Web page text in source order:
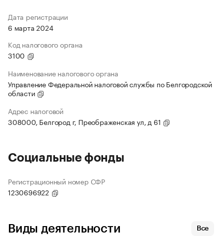
Дата регистрации
6 марта 2024
Код налогового органа
3100
Наименование налогового органа
Управление Федеральной налоговой службы по Белгородской
области
Адрес налоговой
308000, Белгород г, Преображенская ул, д 61
Социальные фонды
Регистрационный номер СФР
1230696922
Виды деятельности Все